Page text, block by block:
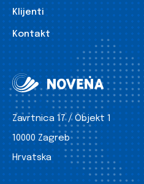
Klijenti
Kontakt
Zavrtnica 17 / Objekt 1
10000 Zagreb
Hrvatska